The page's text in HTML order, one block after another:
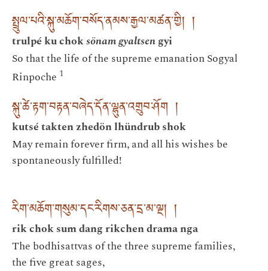
སྤྲུལ་པའི་སྐུ་མཆོག་བསོད་ནམས་རྒྱལ་མཚན་གྱི། །
trulpé ku choksönam gyaltsengyi
So that the life of the supreme emanation Sogyal
Rinpoche 1
སྐུ་ཚེ་རྟག་བརྟན་བཞེད་དོན་ལྷུན་འགྲུབ་ཤོག །
kutsé takten zhedön lhündrub shok
May remain forever firm, and all his wishes be
spontaneously fulfilled!
རིག་མཆོག་གསུམ་དང་རིགས་ཅན་དྲ་མ་ལྔ། །
rik chok sum dang rikchen drama nga
The bodhisattvas of the three supreme families,
the five great sages,